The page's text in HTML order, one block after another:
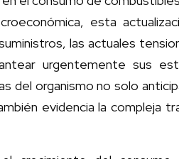
esta
las actuales
urgentemente sus
del organismo no solo
evidencia la compleja